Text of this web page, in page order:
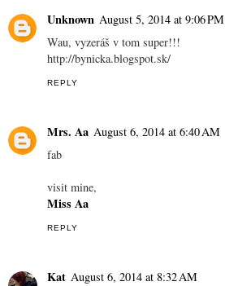
Unknown August 5, 2014 at 9:06 PM
Wau, vyzeráš v tom super!!!
http://bynicka.blogspot.sk/
REPLY
Mrs. Aa August 6, 2014 at 6:40 AM
fab
visit mine,
Miss Aa
REPLY
Kat August 6, 2014 at 8:32 AM